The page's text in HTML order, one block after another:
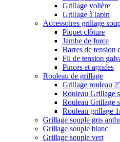
Grillage volière
Grillage à lapin
Accessoires grillage
Piquet clôture
Jambe de force
Barres de tension
Fil de tension
Pinces et agrafes
Rouleau de grillage
Grillage rouleau
Rouleau Grillage
Rouleau Grillage
Rouleau grillage
Grillage souple gris
Grillage souple blanc
Grillage souple vert